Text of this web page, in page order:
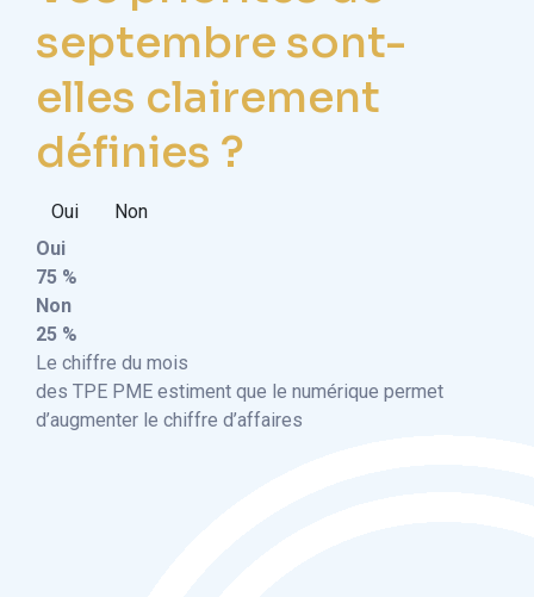
septembre sont-
elles clairement
définies ?
Oui
Non
Oui
75 %
Non
25 %
Le chiffre du mois
des TPE PME estiment que le numérique permet
d’augmenter le chiffre d’affaires